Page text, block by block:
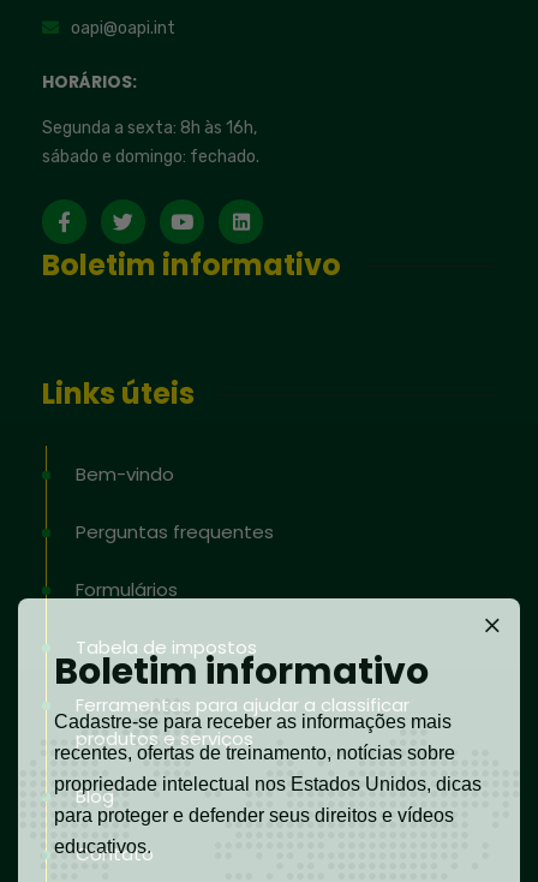
oapi@oapi.int
HORÁRIOS:
Segunda a sexta: 8h às 16h,
sábado e domingo: fechado.
Boletim informativo
Links úteis
Bem-vindo
Perguntas frequentes
Formulários
Tabela de impostos
Ferramentas para ajudar a classificar
produtos e serviços
Blog
Contato
Boletim informativo
Cadastre-se para receber as informações mais
recentes, ofertas de treinamento, notícias sobre
propriedade intelectual nos Estados Unidos, dicas
para proteger e defender seus direitos e vídeos
educativos.